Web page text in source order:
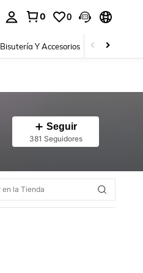
0 0
Bisutería Y Accesorios Zapatos
Seguir
381 Seguidores